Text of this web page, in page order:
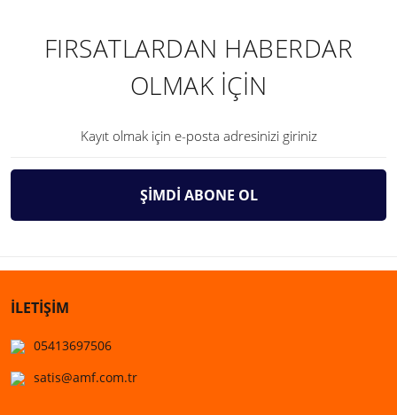
FIRSATLARDAN HABERDAR
OLMAK İÇİN
ŞİMDİ ABONE OL
İLETİŞİM
05413697506
satis@amf.com.tr